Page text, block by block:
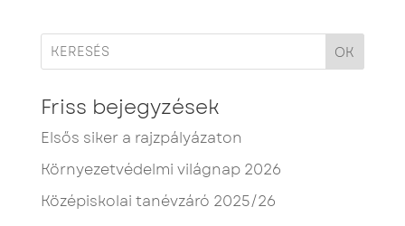
OK
Friss bejegyzések
Elsős siker a rajzpályázaton
Környezetvédelmi világnap 2026
Középiskolai tanévzáró 2025/26